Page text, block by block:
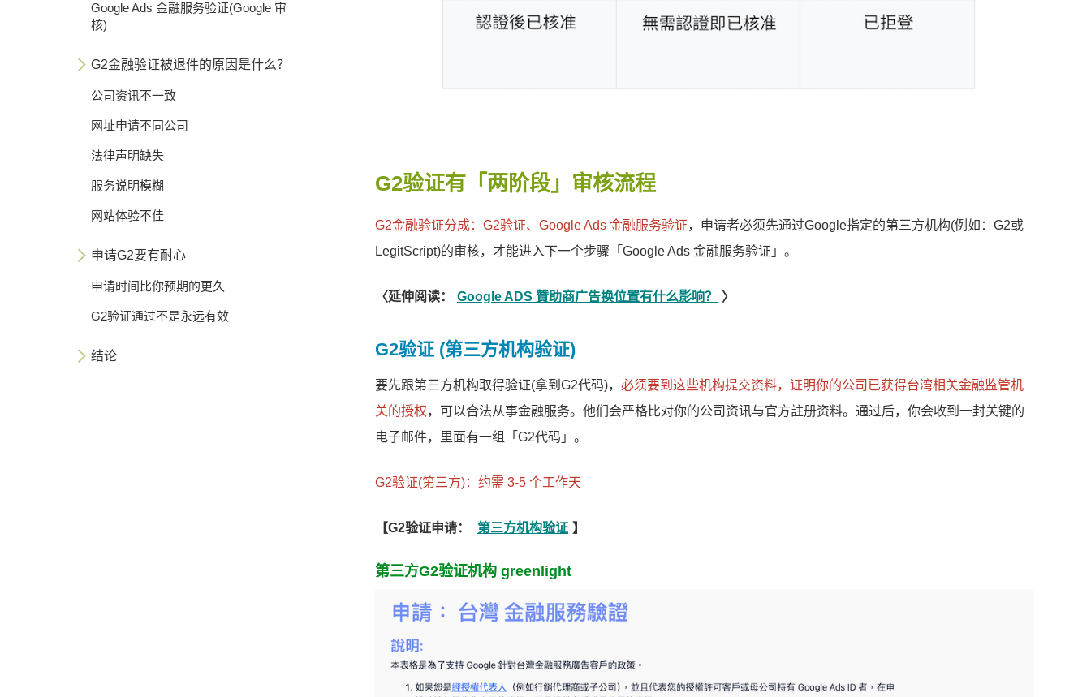
G2验证有「两阶段」审核流程
G2金融验证分成：G2验证、Google Ads 金融服务验证，申请者必须先通过Google指定的第三方机构(例如：G2或
LegitScript)的审核，才能进入下一个步骤「Google Ads 金融服务验证」。
〈延伸阅读： Google ADS 贊助商广告换位置有什么影响？ 〉
G2验证 (第三方机构验证)
要先跟第三方机构取得验证(拿到G2代码)， 必须要到这些机构提交资料，证明你的公司已获得台湾相关金融监管机
关的授权，可以合法从事金融服务。他们会严格比对你的公司资讯与官方註册资料。通过后，你会收到一封关键的
电子邮件，里面有一组「G2代码」。
G2验证(第三方)：约需 3-5 个工作天
【G2验证申请： 第三方机构验证 】
第三方G2验证机构 greenlight
Google Ads 金融服务验证(Google 审
核)
G2金融验证被退件的原因是什么？
公司资讯不一致
网址申请不同公司
法律声明缺失
服务说明模糊
网站体验不佳
申请G2要有耐心
申请时间比你预期的更久
G2验证通过不是永远有效
结论